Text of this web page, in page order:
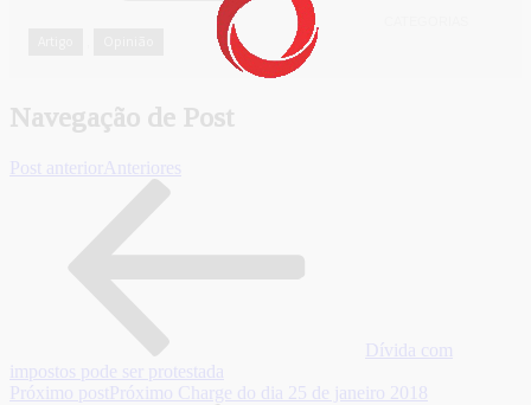
Navegação de Post
Post anterior Anteriores
Dívida com
impostos pode ser protestada
Próximo post Próximo Charge do dia 25 de janeiro 2018